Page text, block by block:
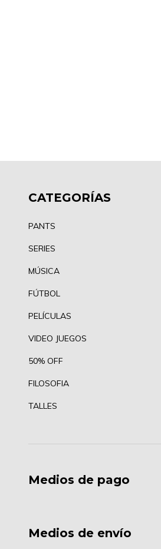
CATEGORÍAS
PANTS
SERIES
MÚSICA
FÚTBOL
PELÍCULAS
VIDEO JUEGOS
50% OFF
FILOSOFIA
TALLES
Medios de pago
Medios de envío